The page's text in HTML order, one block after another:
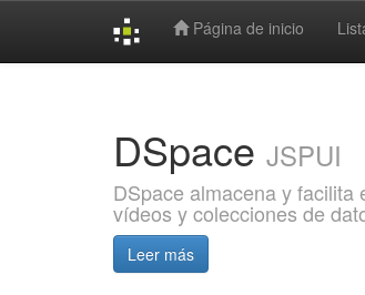
Página de inicio
DSpace JSPUI
DSpace almacena y
vídeos y colecciones de
Leer más